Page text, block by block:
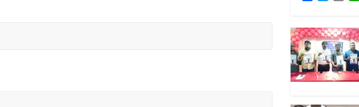
e
b
o
o
k
t
t
e
r
i
l